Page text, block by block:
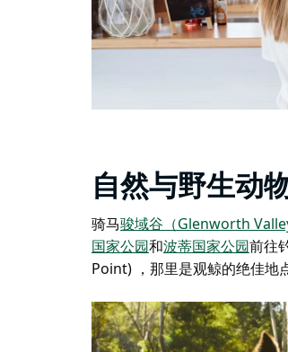
自然与野生动
骑马骏域谷（Glenworth
国家公园和波蒂国家公园前往
Point) ，那里是观鲸的绝佳地